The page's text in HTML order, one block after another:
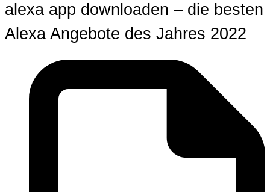
alexa app downloaden – die besten
Alexa Angebote des Jahres 2022